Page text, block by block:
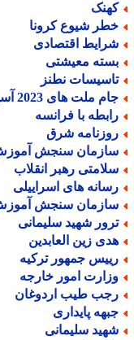
شیوع کرونا
اقتصادی
معیشتی
نطنز
ملت های 2023 آسیا
با فرانسه
شرق
سنجش آموزش
رهبر انقلاب
های اسراییلی
سنجش آموزش
شهید سلیمانی
زین العابدین
جمهور ترکیه
امور خارجه
طیب اردوغان
پایداری
سلیمانی